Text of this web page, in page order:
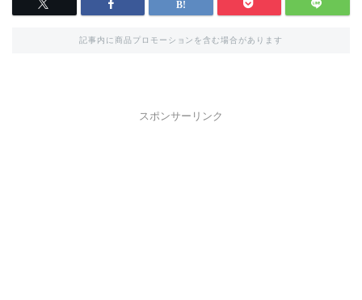
記事内に商品プロモーションを含む場合があります
スポンサーリンク